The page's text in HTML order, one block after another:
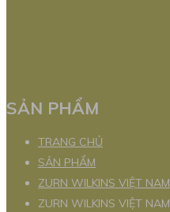
SẢN PHẨM
TRANG CHỦ
SẢN PHẨM
ZURN WILKINS VIỆT NAM
ZURN WILKINS VIỆT NAM